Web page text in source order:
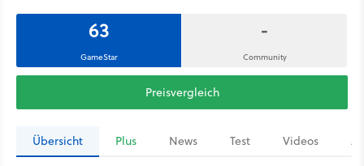
63
GameStar
-
Community
Preisvergleich
Übersicht Plus News Test Videos